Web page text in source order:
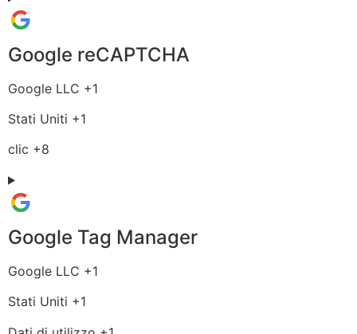
trattati:
Google reCAPTCHA
Azienda:
Google LLC +1
Luogo
trattamento:
Stati Uniti +1
Dati
trattati:
clic +8
Google Tag Manager
Azienda:
Google LLC +1
Luogo
Stati Uniti +1